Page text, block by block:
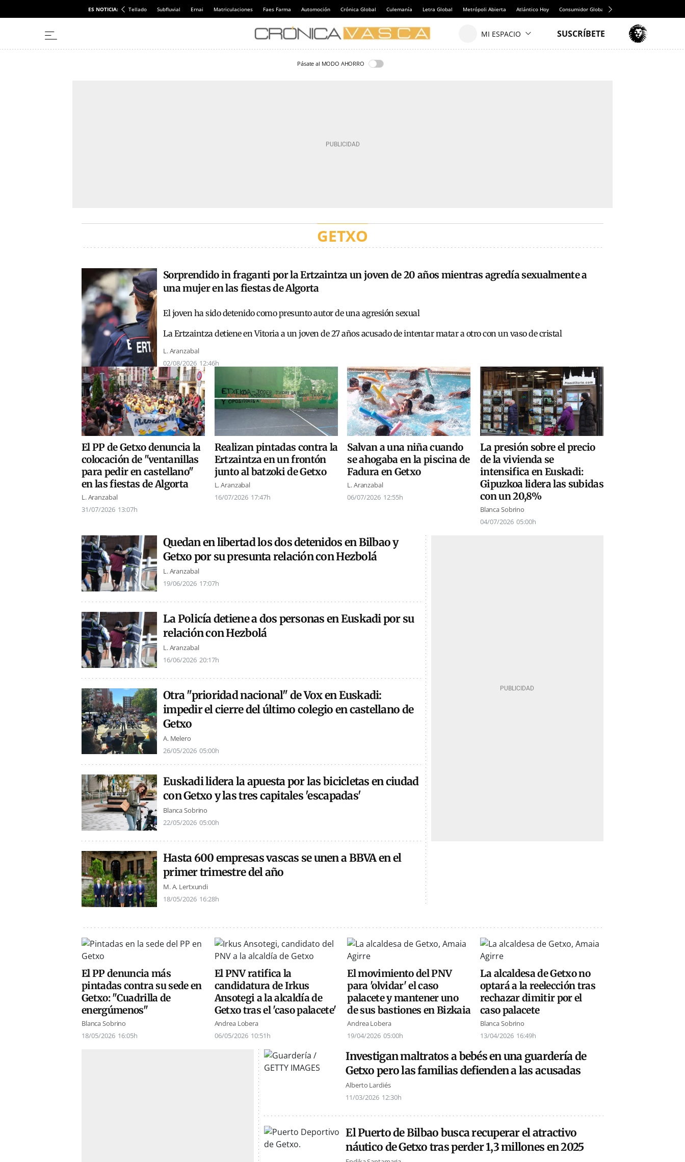
ES NOTICIA: Tellado Subfluvial Ernai Matriculaciones Faes Farma Automoción Crónica Global Culemanía Letra Global Metrópoli Abierta Atlántico Hoy Consumidor Global
Pásate al MODO AHORRO
GETXO
Sorprendido in fraganti por la Ertzaintza un joven de 20 años mientras agredía sexualmente a
una mujer en las fiestas de Algorta
El joven ha sido detenido como presunto autor de una agresión sexual
La Ertzaintza detiene en Vitoria a un joven de 27 años acusado de intentar matar a otro con un vaso de cristal
L. Aranzabal
02/08/2026 12:46h
El PP de Getxo denuncia la
colocación de "ventanillas
para pedir en castellano"
en las fiestas de Algorta
L. Aranzabal
31/07/2026 13:07h
Realizan pintadas contra la
Ertzaintza en un frontón
junto al batzoki de Getxo
L. Aranzabal
16/07/2026 17:47h
Salvan a una niña cuando
se ahogaba en la piscina de
Fadura en Getxo
L. Aranzabal
06/07/2026 12:55h
La presión sobre el precio
de la vivienda se
intensifica en Euskadi:
Gipuzkoa lidera las subidas
con un 20,8%
Blanca Sobrino
04/07/2026 05:00h
Quedan en libertad los dos detenidos en Bilbao y
Getxo por su presunta relación con Hezbolá
L. Aranzabal
19/06/2026 17:07h
La Policía detiene a dos personas en Euskadi por su
relación con Hezbolá
L. Aranzabal
16/06/2026 20:17h
Otra "prioridad nacional" de Vox en Euskadi:
impedir el cierre del último colegio en castellano de
Getxo
A. Melero
26/05/2026 05:00h
Euskadi lidera la apuesta por las bicicletas en ciudad
con Getxo y las tres capitales 'escapadas'
Blanca Sobrino
22/05/2026 05:00h
Hasta 600 empresas vascas se unen a BBVA en el
primer trimestre del año
M. A. Lertxundi
18/05/2026 16:28h
El PP denuncia más
pintadas contra su sede en
Getxo: "Cuadrilla de
energúmenos"
Blanca Sobrino
18/05/2026 16:05h
El PNV ratifica la
candidatura de Irkus
Ansotegi a la alcaldía de
Getxo tras el 'caso palacete'
Andrea Lobera
06/05/2026 10:51h
El movimiento del PNV
para 'olvidar' el caso
palacete y mantener uno
de sus bastiones en Bizkaia
Andrea Lobera
19/04/2026 05:00h
La alcaldesa de Getxo no
optará a la reelección tras
rechazar dimitir por el
caso palacete
Blanca Sobrino
13/04/2026 16:49h
Investigan maltratos a bebés en una guardería de
Getxo pero las familias defienden a las acusadas
Alberto Lardiés
11/03/2026 12:30h
El Puerto de Bilbao busca recuperar el atractivo
náutico de Getxo tras perder 1,3 millones en 2025